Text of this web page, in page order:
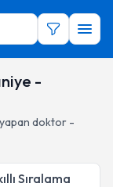
-
doktor -
Sıralama